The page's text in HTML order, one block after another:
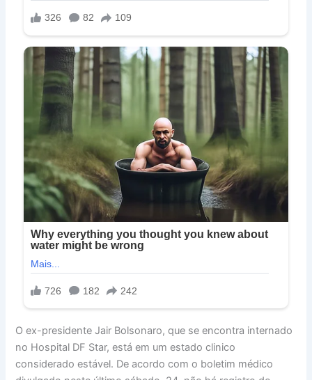
O ex-presidente Jair Bolsonaro, que se encontra internado
no Hospital DF Star, está em um estado clinico
considerado estável. De acordo com o boletim médico